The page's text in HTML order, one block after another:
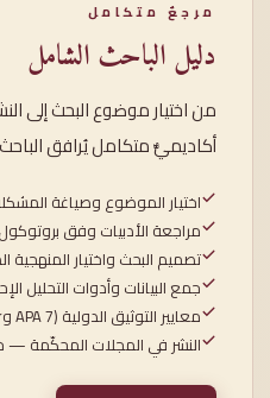
مرجعٌ متكامل
دليل الباحث الشامل
أكاديميٌّ متكامل يُرافق
اختيار الموضوع وصياغة
مراجعة الأدبيات وفق بروتوكول PRISMA
تصميم البحث واختيار المنهجية
جمع البيانات وأدوات التحليل
معايير التوثيق الدولية (APA 7 وVancouver)
النشر في المجلات المحكّمة